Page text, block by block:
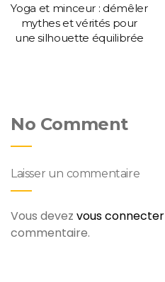
Yoga et minceur : démêler
mythes et vérités pour
une silhouette équilibrée
No Comment
Laisser un commentaire
Vous devez vous connecter
commentaire.